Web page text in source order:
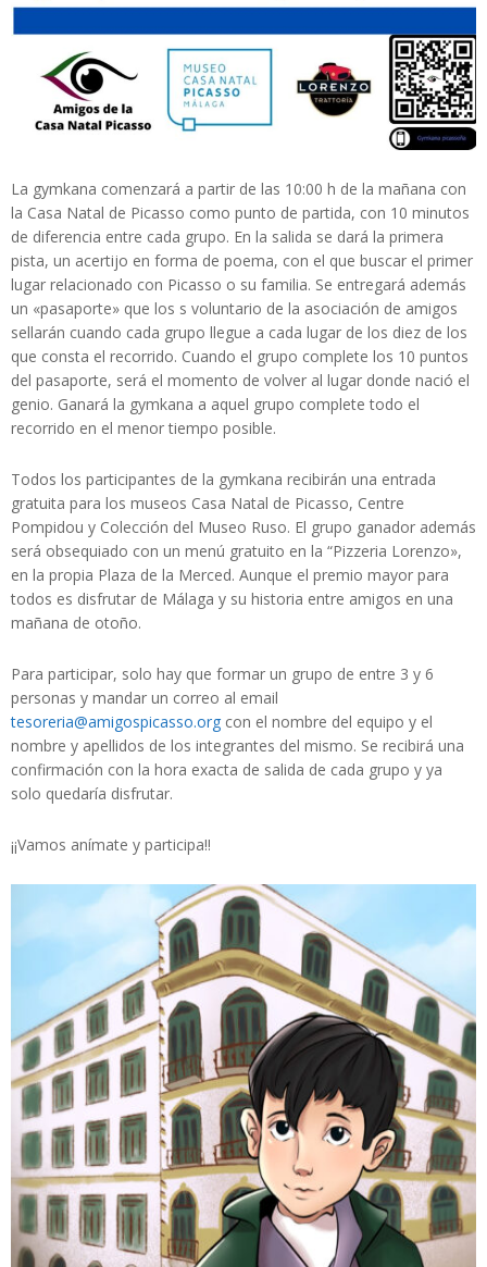
La gymkana comenzará a partir de las 10:00 h de la mañana con
la Casa Natal de Picasso como punto de partida, con 10 minutos
de diferencia entre cada grupo. En la salida se dará la primera
pista, un acertijo en forma de poema, con el que buscar el primer
lugar relacionado con Picasso o su familia. Se entregará además
un «pasaporte» que los s voluntario de la asociación de amigos
sellarán cuando cada grupo llegue a cada lugar de los diez de los
que consta el recorrido. Cuando el grupo complete los 10 puntos
del pasaporte, será el momento de volver al lugar donde nació el
genio. Ganará la gymkana a aquel grupo complete todo el
recorrido en el menor tiempo posible.
Todos los participantes de la gymkana recibirán una entrada
gratuita para los museos Casa Natal de Picasso, Centre
Pompidou y Colección del Museo Ruso. El grupo ganador además
será obsequiado con un menú gratuito en la “Pizzeria Lorenzo»,
en la propia Plaza de la Merced. Aunque el premio mayor para
todos es disfrutar de Málaga y su historia entre amigos en una
mañana de otoño.
Para participar, solo hay que formar un grupo de entre 3 y 6
personas y mandar un correo al email
tesoreria@amigospicasso.org con el nombre del equipo y el
nombre y apellidos de los integrantes del mismo. Se recibirá una
confirmación con la hora exacta de salida de cada grupo y ya
solo quedaría disfrutar.
¡¡Vamos anímate y participa!!